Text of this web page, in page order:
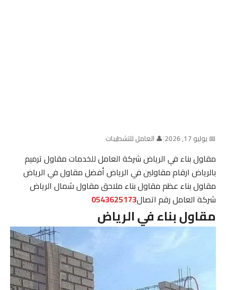
📅 يوليو 17, 2026 |👤 العامل للتشطيبات
مقاول بناء في الرياض شركة العامل للخدمات مقاول ترميم
بالرياض ارقام مقاولين في الرياض أفضل مقاول في الرياض
مقاول بناء عظم مقاول بناء ملاحق مقاول شمال الرياض
شركة العامل رقم اتصال0543625173
مقاول بناء في الرياض